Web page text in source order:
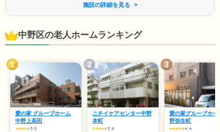
施設の詳細を見る
中野区の老人ホームランキング
愛の家 グループホーム
中野上高田
3.5
ニチイケアセンター中野
本町
3.6
愛の家グループホー
野弥生町
4.4